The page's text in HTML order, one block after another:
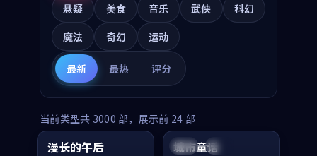
悬疑
美食 音乐 武侠
科幻
魔法
奇幻 运动
最新 最热 评分
当前类型共 3000 部，展示前 24 部
中国 高分
99:16
漫长的午后 美国 院线
城市童话